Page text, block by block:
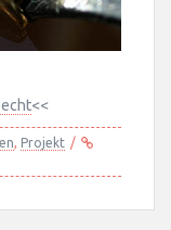
<<
Projekt